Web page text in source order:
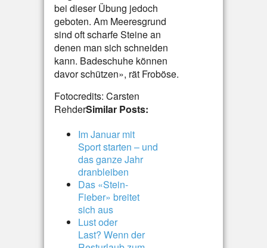
bei dieser Übung jedoch
geboten. Am Meeresgrund
sind oft scharfe Steine an
denen man sich schneiden
kann. Badeschuhe können
davor schützen», rät Froböse.
Fotocredits: Carsten
RehderSimilar Posts:
Im Januar mit
Sport starten – und
das ganze Jahr
dranbleiben
Das «Stein-
Fieber» breitet
sich aus
Lust oder
Last? Wenn der